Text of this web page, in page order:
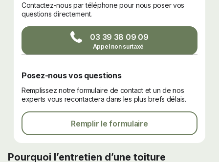
Contactez-nous par téléphone pour nous poser vos
questions directement.
03 39 38 09 09
Posez-nous vos questions
Remplissez notre formulaire de contact et un de nos
experts vous recontactera dans les plus brefs délais.
Remplir le formulaire
Pourquoi l’entretien d’une toiture